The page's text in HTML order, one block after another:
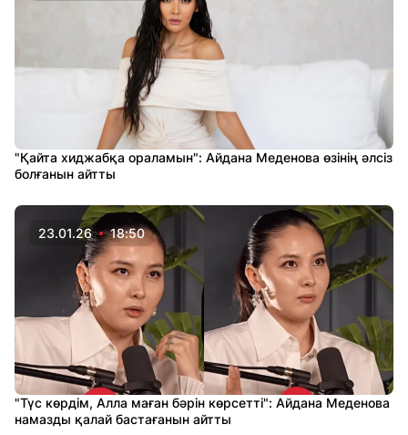
"Қайта хиджабқа ораламын": Айдана Меденова өзінің әлсіз
болғанын айтты
23.01.26 18:50
"Түс көрдім, Алла маған бәрін көрсетті": Айдана Меденова
намазды қалай бастағанын айтты